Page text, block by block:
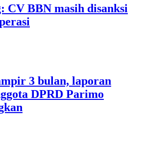
CV BBN masih disanksi
3 bulan, laporan
DPRD Parimo